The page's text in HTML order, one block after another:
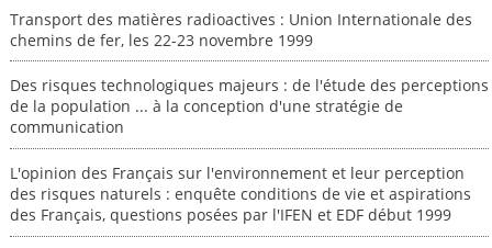
Transport des matières radioactives : Union Internationale des
chemins de fer, les 22-23 novembre 1999
Des risques technologiques majeurs : de l'étude des perceptions
de la population ... à la conception d'une stratégie de
communication
L'opinion des Français sur l'environnement et leur perception
des risques naturels : enquête conditions de vie et aspirations
des Français, questions posées par l'IFEN et EDF début 1999